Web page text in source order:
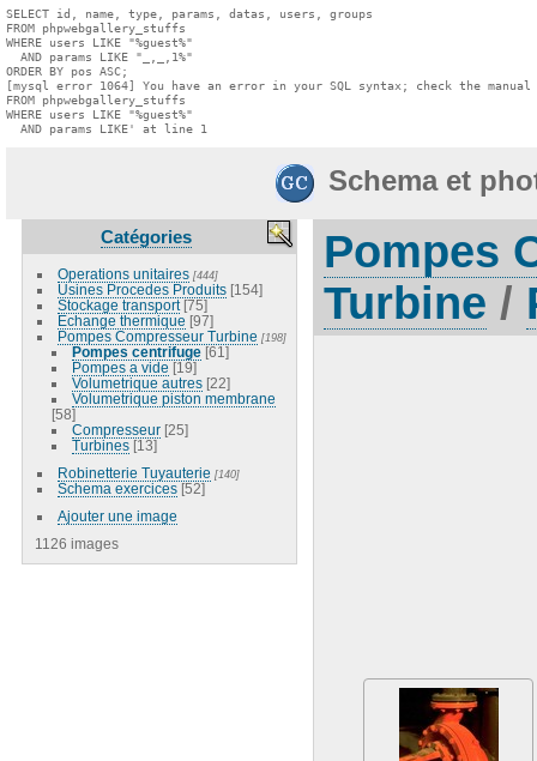
SELECT id, name, type, params, datas, users, groups
FROM phpwebgallery_stuffs
WHERE users LIKE "%guest%"
  AND params LIKE "_,_,1%"
ORDER BY pos ASC;
[mysql error 1064] You have an error in your SQL syntax; check the
FROM phpwebgallery_stuffs
WHERE users LIKE "%guest%"
  AND params LIKE' at line 1
Schema et
Catégories
Operations unitaires [444]
Usines Procedes Produits [154]
Stockage transport [75]
Echange thermique [97]
Pompes Compresseur Turbine [198]
Pompes centrifuge [61]
Pompes a vide [19]
Volumetrique autres [22]
Volumetrique piston membrane
[58]
Compresseur [25]
Turbines [13]
Robinetterie Tuyauterie [140]
Schema exercices [52]
Ajouter une image
1126 images
Pompes
Turbine /